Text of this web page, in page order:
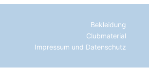
Bekleidung
Clubmaterial
Impressum und Datenschutz